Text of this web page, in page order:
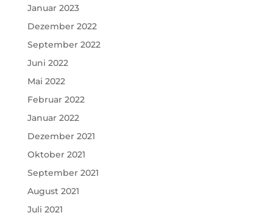
Januar 2023
Dezember 2022
September 2022
Juni 2022
Mai 2022
Februar 2022
Januar 2022
Dezember 2021
Oktober 2021
September 2021
August 2021
Juli 2021